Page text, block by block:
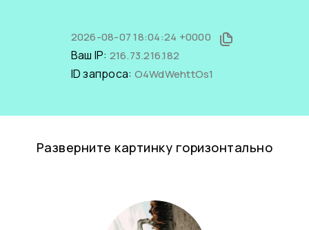
2026-08-07 18:04:24 +0000
Ваш IP: 216.73.216.182
ID запроса: O4WdWehttOs1
Разверните картинку горизонтально